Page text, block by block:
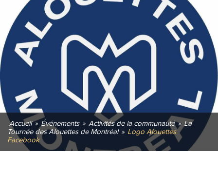
Accueil » Événements » Activités de la communauté » La
Tournée des Alouettes de Montréal » Logo Alouettes
Facebook